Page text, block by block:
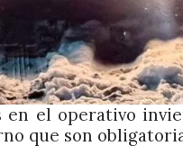
en el operativo
que son